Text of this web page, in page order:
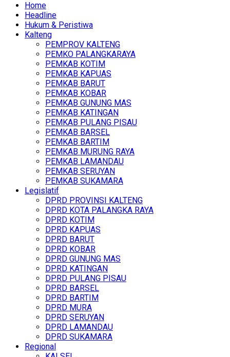
Home
Headline
Hukum & Peristiwa
Kalteng
PEMPROV KALTENG
PEMKO PALANGKARAYA
PEMKAB KOTIM
PEMKAB KAPUAS
PEMKAB BARUT
PEMKAB KOBAR
PEMKAB GUNUNG MAS
PEMKAB KATINGAN
PEMKAB PULANG PISAU
PEMKAB BARSEL
PEMKAB BARTIM
PEMKAB MURUNG RAYA
PEMKAB LAMANDAU
PEMKAB SERUYAN
PEMKAB SUKAMARA
Legislatif
DPRD PROVINSI KALTENG
DPRD KOTA PALANGKA RAYA
DPRD KOTIM
DPRD KAPUAS
DPRD BARUT
DPRD KOBAR
DPRD GUNUNG MAS
DPRD KATINGAN
DPRD PULANG PISAU
DPRD BARSEL
DPRD BARTIM
DPRD MURA
DPRD SERUYAN
DPRD LAMANDAU
DPRD SUKAMARA
Regional